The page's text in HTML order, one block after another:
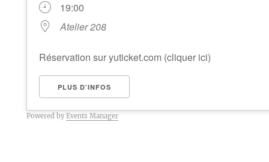
19:00
Atelier 208
Réservation sur yuticket.com (cliquer ici)
PLUS D’INFOS
Powered byEvents Manager